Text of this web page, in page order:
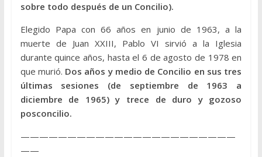
sobre todo después de un Concilio).
Elegido Papa con 66 años en junio de 1963, a la
muerte de Juan XXIII, Pablo VI sirvió a la Iglesia
durante quince años, hasta el 6 de agosto de 1978 en
que murió. Dos años y medio de Concilio en sus tres
últimas sesiones (de septiembre de 1963 a
diciembre de 1965) y trece de duro y gozoso
posconcilio.
———————————————————————
——